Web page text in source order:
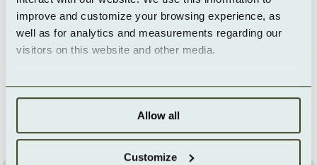
improve and customize your browsing experience, as
well as for analytics and measurements regarding our
visitors on this website and other media.
Allow all
Customize